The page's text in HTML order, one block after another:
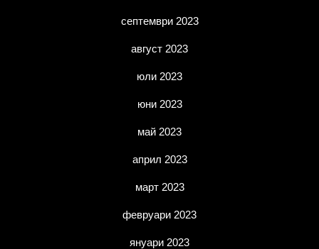
септември 2023
август 2023
юли 2023
юни 2023
май 2023
април 2023
март 2023
февруари 2023
януари 2023